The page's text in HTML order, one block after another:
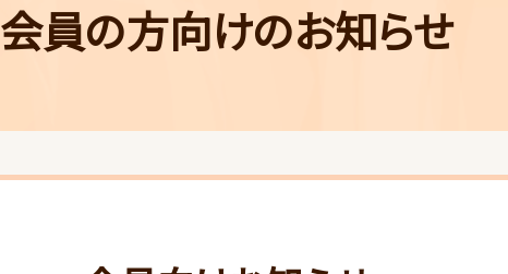
会員の方向けのお知らせ